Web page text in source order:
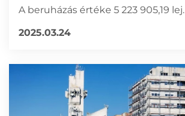
A beruházás értéke 5 223 905,19 lej.
2025.03.24